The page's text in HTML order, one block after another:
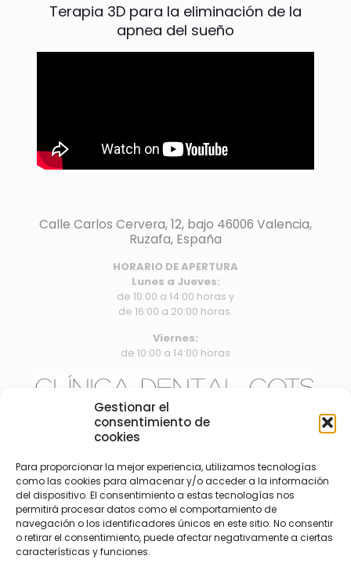
Gestionar el
consentimiento de
cookies
Para proporcionar la mejor experiencia, utilizamos tecnologías
como las cookies para almacenar y/o acceder a la información
del dispositivo. El consentimiento a estas tecnologías nos
permitirá procesar datos como el comportamiento de
navegación o los identificadores únicos en este sitio. No consentir
o retirar el consentimiento, puede afectar negativamente a ciertas
características y funciones.
Terapia 3D para la eliminación de la
apnea del sueño
Calle Carlos Cervera, 12, bajo 46006 Valencia,
Ruzafa, España
HORARIO DE APERTURA
Lunes a Jueves:
de 10:00 a 14:00 horas y
de 16:00 a 20:00 horas.
Viernes:
de 10:00 a 14:00 horas
info@clinicadentalcots.es
688906856